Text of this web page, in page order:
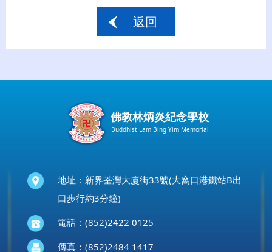
返回
佛教林炳炎紀念學校
Buddhist Lam Bing Yim Memorial
地址：新界荃灣大廈街33號(大窩口港鐵站B出
口步行約3分鐘)
電話：(852)2422 0125
傳真：(852)2484 1417